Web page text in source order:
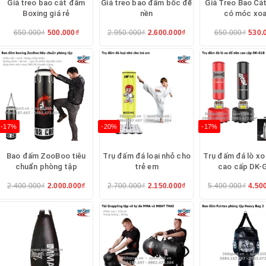
Giá treo bao cát đấm
Boxing giá rẻ
650.000₫ 500.000₫
Giá treo bao đấm bốc để
nền
2.950.000₫ 2.600.000₫
Giá Treo Bao
có móc
650.000₫
-17%
Bao đấm ZooBoo tiêu
chuẩn phòng tập
2.400.000₫ 2.000.000₫
-20%
Trụ đấm đá loại nhỏ cho
trẻ em
2.700.000₫ 2.150.000₫
-17%
Trụ đấm đá lò xo
cao cấp DK-
5.400.000₫